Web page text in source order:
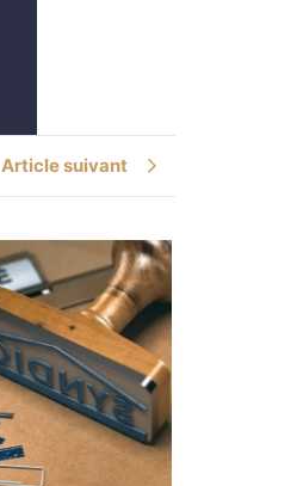
Article suivant